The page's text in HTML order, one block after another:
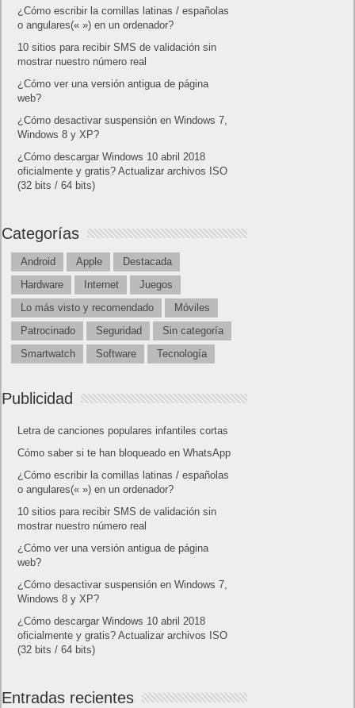
¿Cómo escribir la comillas latinas / españolas
o angulares(« ») en un ordenador?
10 sitios para recibir SMS de validación sin
mostrar nuestro número real
¿Cómo ver una versión antigua de página
web?
¿Cómo desactivar suspensión en Windows 7,
Windows 8 y XP?
¿Cómo descargar Windows 10 abril 2018
oficialmente y gratis? Actualizar archivos ISO
(32 bits / 64 bits)
Categorías
Android Apple
Destacada
Hardware
Internet
Juegos
Lo más visto y recomendado
Móviles
Patrocinado
Seguridad
Sin categoría
Smartwatch
Software Tecnología
Publicidad
Letra de canciones populares infantiles cortas
Cómo saber si te han bloqueado en WhatsApp
¿Cómo escribir la comillas latinas / españolas
o angulares(« ») en un ordenador?
10 sitios para recibir SMS de validación sin
mostrar nuestro número real
¿Cómo ver una versión antigua de página
web?
¿Cómo desactivar suspensión en Windows 7,
Windows 8 y XP?
¿Cómo descargar Windows 10 abril 2018
oficialmente y gratis? Actualizar archivos ISO
(32 bits / 64 bits)
Entradas recientes